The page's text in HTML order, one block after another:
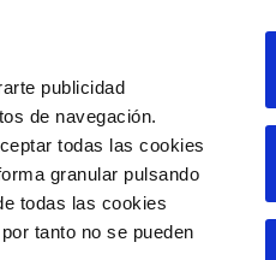
publicidad
de navegación.
todas las cookies
granular pulsando
todas las cookies
tanto no se pueden